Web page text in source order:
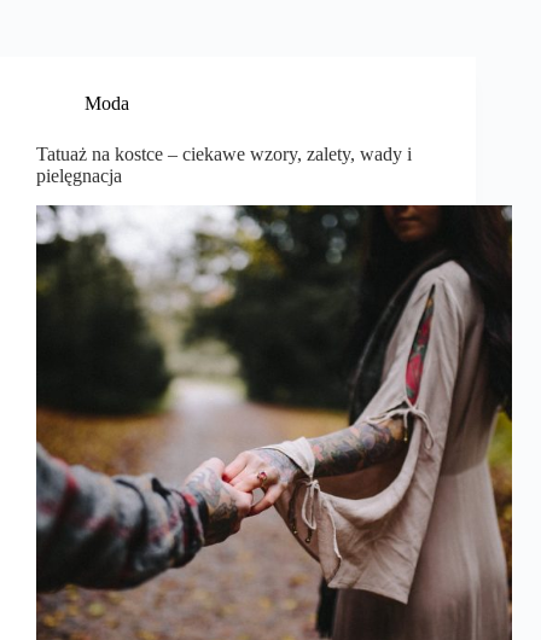
Moda
Tatuaż na kostce – ciekawe wzory, zalety, wady i
pielęgnacja